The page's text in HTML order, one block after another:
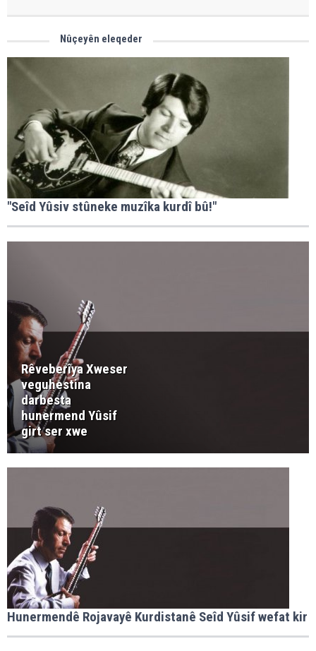
Nûçeyên eleqeder
"Seîd Yûsiv stûneke muzîka kurdî bû!"
Rêveberîya Xweser
veguhestina
darbesta
hunermend Yûsif
girt ser xwe
Hunermendê Rojavayê Kurdistanê Seîd Yûsif wefat kir